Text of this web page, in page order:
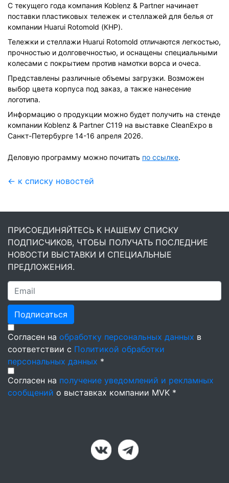
С текущего года компания Koblenz & Partner начинает
поставки пластиковых тележек и стеллажей для белья от
компании Huarui Rotomold (КНР).
Тележки и стеллажи Huarui Rotomold отличаются легкостью,
прочностью и долговечностью, и оснащены специальными
колесами с покрытием против намотки ворса и очеса.
Представлены различные объемы загрузки. Возможен
выбор цвета корпуса под заказ, а также нанесение
логотипа.
Информацию о продукции можно будет получить на стенде
компании Koblenz & Partner С119 на выставке CleanExpo в
Санкт-Петербурге 14-16 апреля 2026.
Деловую программу можно почитать по ссылке.
← к списку новостей
ПРИСОЕДИНЯЙТЕСЬ К НАШЕМУ СПИСКУ
ПОДПИСЧИКОВ, ЧТОБЫ ПОЛУЧАТЬ ПОСЛЕДНИЕ
НОВОСТИ ВЫСТАВКИ И СПЕЦИАЛЬНЫЕ
ПРЕДЛОЖЕНИЯ.
Подписаться
Согласен на обработку персональных данных в
соответствии с Политикой обработки
персональных данных *
Согласен на получение уведомлений и рекламных
сообщений о выставках компании MVK *